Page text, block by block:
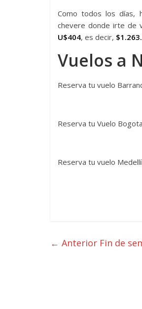
Como todos los días,
chevere donde irte de
U$404, es decir,
Vuelos a
Reserva tu vuelo
Reserva tu Vuelo
Reserva tu vuelo
← Anterior Fin de